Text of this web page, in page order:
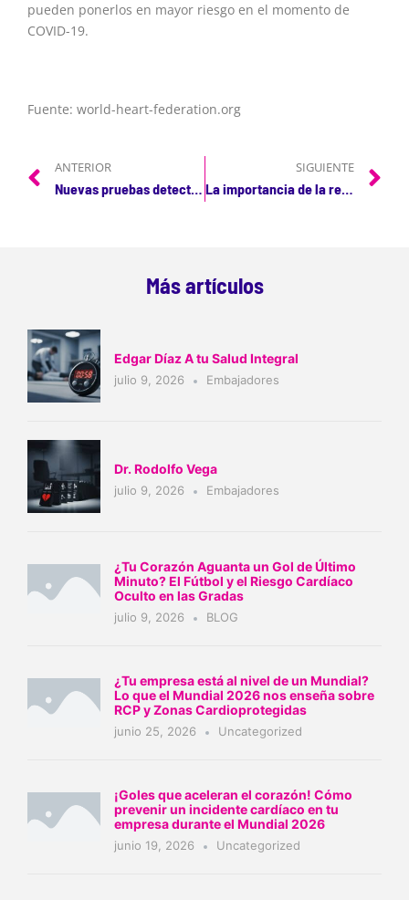
pueden ponerlos en mayor riesgo en el momento de
COVID-19.
Fuente: world-heart-federation.org
ANTERIOR SIGUIENTE
La importancia de la reanimación
Más artículos
Edgar Díaz A tu Salud Integral
julio 9, 2026 Embajadores
Dr. Rodolfo Vega
julio 9, 2026 Embajadores
¿Tu Corazón Aguanta un Gol de Último
Minuto? El Fútbol y el Riesgo Cardíaco
Oculto en las Gradas
julio 9, 2026 BLOG
¿Tu empresa está al nivel de un Mundial?
Lo que el Mundial 2026 nos enseña sobre
RCP y Zonas Cardioprotegidas
junio 25, 2026 Uncategorized
¡Goles que aceleran el corazón! Cómo
prevenir un incidente cardíaco en tu
empresa durante el Mundial 2026
junio 19, 2026 Uncategorized